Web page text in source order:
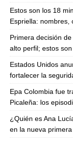
Estos son los 18
Espriella: nombres,
Primera decisión
alto perfil; estos
Estados Unidos
fortalecer la
Epa Colombia fue
Picaleña: los
¿Quién es Ana
en la nueva